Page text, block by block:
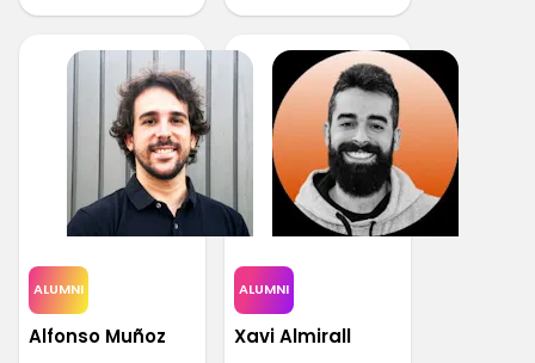
ALUMNI
Alfonso Muñoz
ALUMNI
Xavi Almirall